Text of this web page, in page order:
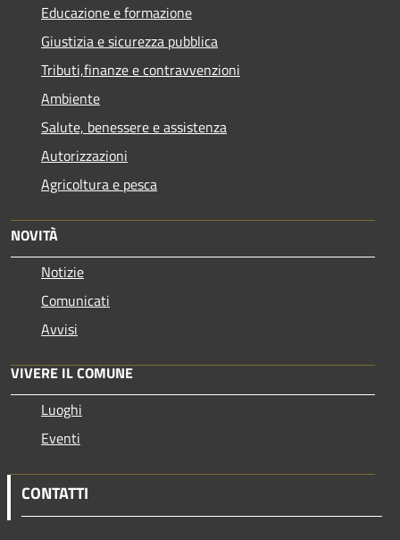
Educazione e formazione
Giustizia e sicurezza pubblica
Tributi,finanze e contravvenzioni
Ambiente
Salute, benessere e assistenza
Autorizzazioni
Agricoltura e pesca
NOVITÀ
Notizie
Comunicati
Avvisi
VIVERE IL COMUNE
Luoghi
Eventi
CONTATTI